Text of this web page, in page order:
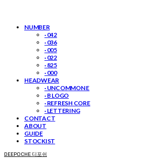
NUMBER
· 042
· 036
· 005
· 022
· 825
· 000
HEADWEAR
· UNCOMMON E
· B LOGO
· REFRESH CORE
· LETTERING
CONTACT
ABOUT
GUIDE
STOCKIST
DEEPOCHE 디포쉬